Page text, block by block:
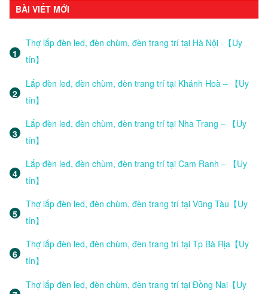
BÀI VIẾT MỚI
Thợ lắp đèn led, đèn chùm, đèn trang trí tại Hà Nội -【Uy
tín】
Lắp đèn led, đèn chùm, đèn trang trí tại Khánh Hoà – 【Uy
tín】
Lắp đèn led, đèn chùm, đèn trang trí tại Nha Trang – 【Uy
tín】
Lắp đèn led, đèn chùm, đèn trang trí tại Cam Ranh – 【Uy
tín】
Thợ lắp đèn led, đèn chùm, đèn trang trí tại Vũng Tàu【Uy
tín】
Thợ lắp đèn led, đèn chùm, đèn trang trí tại Tp Bà Rịa【Uy
tín】
Thợ lắp đèn led, đèn chùm, đèn trang trí tại Đồng Nai【Uy